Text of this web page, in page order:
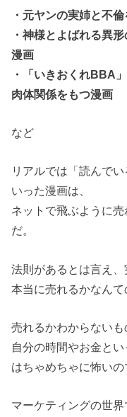
・元ヤンの実姉と不
・神様とよばれる異
漫画
・「いきおくれBBA
肉体関係をもつ漫画
など
リアルでは「読んで
いった漫画は、
ネットで飛ぶように
だ。
法則があるとは言え、
本当に売れるかなんて
売れるかわからないも
自分の時間やお金と
はちゃめちゃに怖いの
マーケティングの世界